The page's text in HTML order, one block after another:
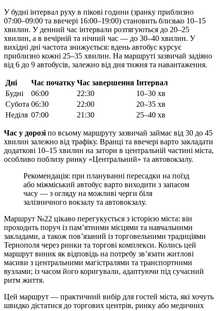
У будні інтервал руху в пікові години (зранку приблизно
07:00–09:00 та ввечері 16:00–19:00) становить близько 10–15
хвилин. У денний час інтервали розтягуються до 20–25
хвилин, а в вечірній та нічний час — до 30–40 хвилин. У
вихідні дні частота знижується: вдень автобус курсує
приблизно кожні 25–35 хвилин. На маршруті зазвичай задіяно
від 6 до 9 автобусів, залежно від дня тижня та навантаження.
Дні Час початку Час завершення Інтервал
Будні
06:00 22:30
10–30 хв
Субота 06:30 22:00
20–35 хв
Неділя 07:00 21:30 25–40 хв
Час у дорозі по всьому маршруту зазвичай займає від 30 до 45
хвилин залежно від трафіку. Вранці та ввечері варто закладати
додаткові 10–15 хвилин на затори в центральній частині міста,
особливо поблизу ринку «Центральний» та автовокзалу.
Рекомендація: при плануванні пересадки на поїзд
або міжміський автобус варто виходити з запасом
часу — з огляду на можливі черги біля
залізничного вокзалу та автовокзалу.
Маршрут №22 цікаво перегукується з історією міста: він
проходить поруч із пам’ятними місцями та навчальними
закладами, а також пов’язаний із торговельними традиціями
Тернополя через ринки та торгові комплекси. Колись цей
маршрут виник як відповідь на потребу зв’язати житлові
масиви з центральними магістралями та транспортними
вузлами; із часом його коригували, адаптуючи під сучасний
ритм життя.
Цей маршрут — практичний вибір для гостей міста, які хочуть
швидко дістатися до торгових центрів, ринку або медичних